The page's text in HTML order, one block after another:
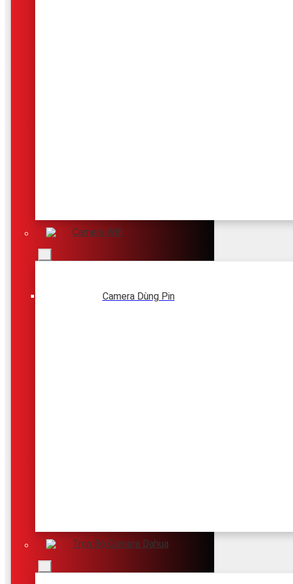
Camera Wifi
Camera Dùng Pin
Trọn Bộ Camera Dahua